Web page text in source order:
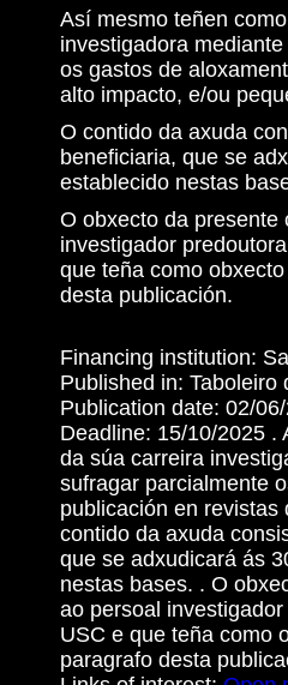
Así mesmo teñen
investigadora
os gastos de
alto impacto, e/ou
O contido da axuda
beneficiaria, que se
establecido nestas
O obxecto da presente
investigador
que teña como
desta publicación.
Financing institution:
Published in: Taboleiro
Publication date: 02/
Deadline: 15/10/2025 .
da súa carreira
sufragar parcialmente
publicación en
contido da axuda
que se adxudicará ás
nestas bases. . O
ao persoal
USC e que teña como
paragrafo desta